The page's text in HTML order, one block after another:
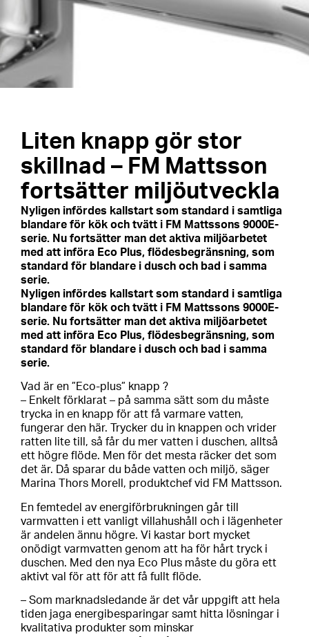
Liten knapp gör stor
skillnad – FM Mattsson
fortsätter miljöutveckla
Nyligen infördes kallstart som standard i samtliga
blandare för kök och tvätt i FM Mattssons 9000E-
serie. Nu fortsätter man det aktiva miljöarbetet
med att införa Eco Plus, flödesbegränsning, som
standard för blandare i dusch och bad i samma
serie.
Nyligen infördes kallstart som standard i samtliga
blandare för kök och tvätt i FM Mattssons 9000E-
serie. Nu fortsätter man det aktiva miljöarbetet
med att införa Eco Plus, flödesbegränsning, som
standard för blandare i dusch och bad i samma
serie.
Vad är en ”Eco-plus” knapp ?
– Enkelt förklarat – på samma sätt som du måste
trycka in en knapp för att få varmare vatten,
fungerar den här. Trycker du in knappen och vrider
ratten lite till, så får du mer vatten i duschen, alltså
ett högre flöde. Men för det mesta räcker det som
det är. Då sparar du både vatten och miljö, säger
Marina Thors Morell, produktchef vid FM Mattsson.
En femtedel av energiförbrukningen går till
varmvatten i ett vanligt villahushåll och i lägenheter
är andelen ännu högre. Vi kastar bort mycket
onödigt varmvatten genom att ha för hårt tryck i
duschen. Med den nya Eco Plus måste du göra ett
aktivt val för att för att få fullt flöde.
– Som marknadsledande är det vår uppgift att hela
tiden jaga energibesparingar samt hitta lösningar i
kvalitativa produkter som minskar